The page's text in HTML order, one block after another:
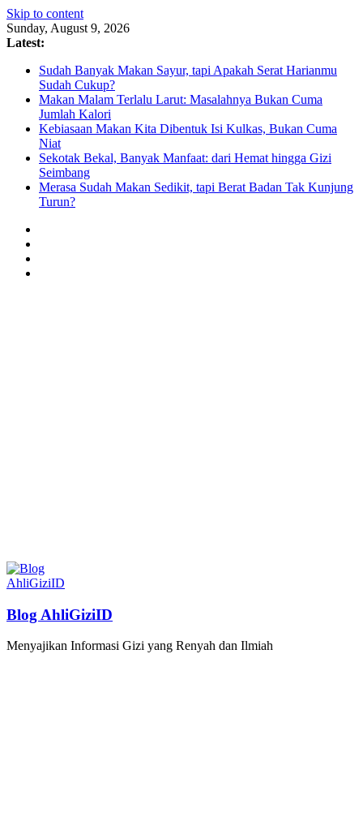
Skip to content
Sunday, August 9, 2026
Latest:
Sudah Banyak Makan Sayur, tapi Apakah Serat Harianmu
Sudah Cukup?
Makan Malam Terlalu Larut: Masalahnya Bukan Cuma
Jumlah Kalori
Kebiasaan Makan Kita Dibentuk Isi Kulkas, Bukan Cuma
Niat
Sekotak Bekal, Banyak Manfaat: dari Hemat hingga Gizi
Seimbang
Merasa Sudah Makan Sedikit, tapi Berat Badan Tak Kunjung
Turun?
Blog AhliGiziID
Menyajikan Informasi Gizi yang Renyah dan Ilmiah